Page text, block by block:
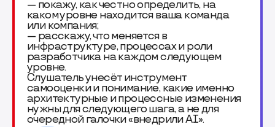
— покажу, как честно определить, на
каком уровне находится ваша команда
или компания;
— расскажу, что меняется в
инфраструктуре, процессах и роли
разработчика на каждом следующем
уровне.
Слушатель унесёт инструмент
самооценки и понимание, какие именно
архитектурные и процессные изменения
нужны для следующего шага, а не для
очередной галочки «внедрили AI».